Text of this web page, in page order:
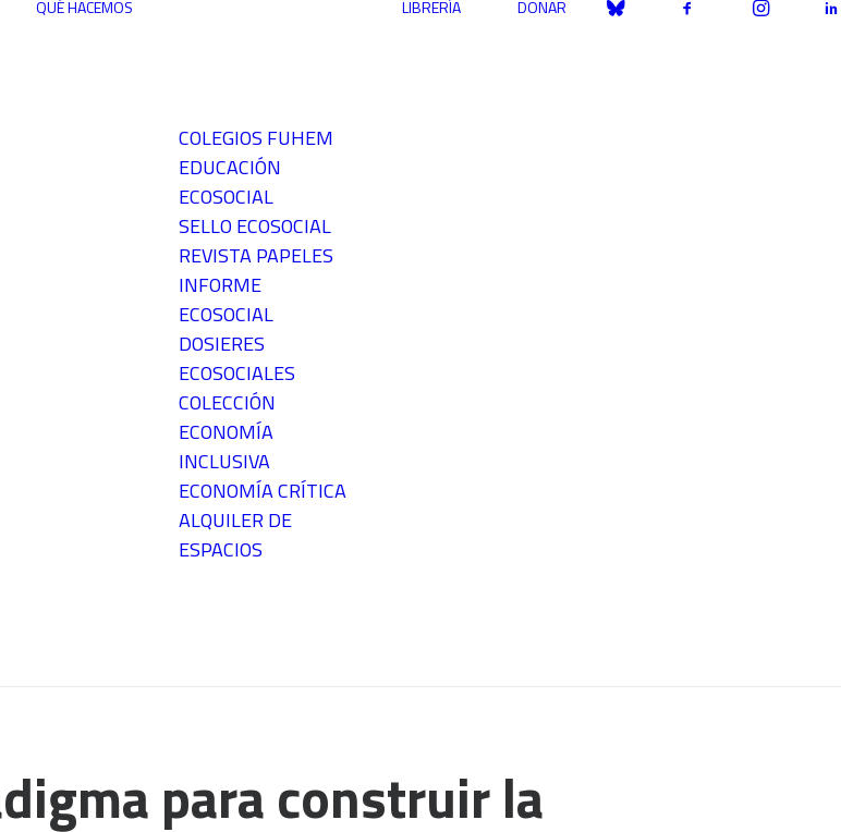
QUÉ HACEMOS
COLEGIOS FUHEM
EDUCACIÓN
ECOSOCIAL
SELLO ECOSOCIAL
REVISTA PAPELES
INFORME
ECOSOCIAL
DOSIERES
ECOSOCIALES
COLECCIÓN
ECONOMÍA
INCLUSIVA
ECONOMÍA CRÍTICA
ALQUILER DE
ESPACIOS
LIBRERÍA DONAR
para construir la